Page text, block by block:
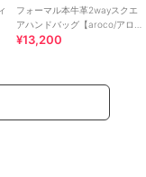
フォーマル本牛革2wayスクエ
アハンドバッグ【aroco/アロ
コ】セレモニー向け
¥13,200